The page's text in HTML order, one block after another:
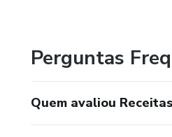
Perguntas
Quem avaliou